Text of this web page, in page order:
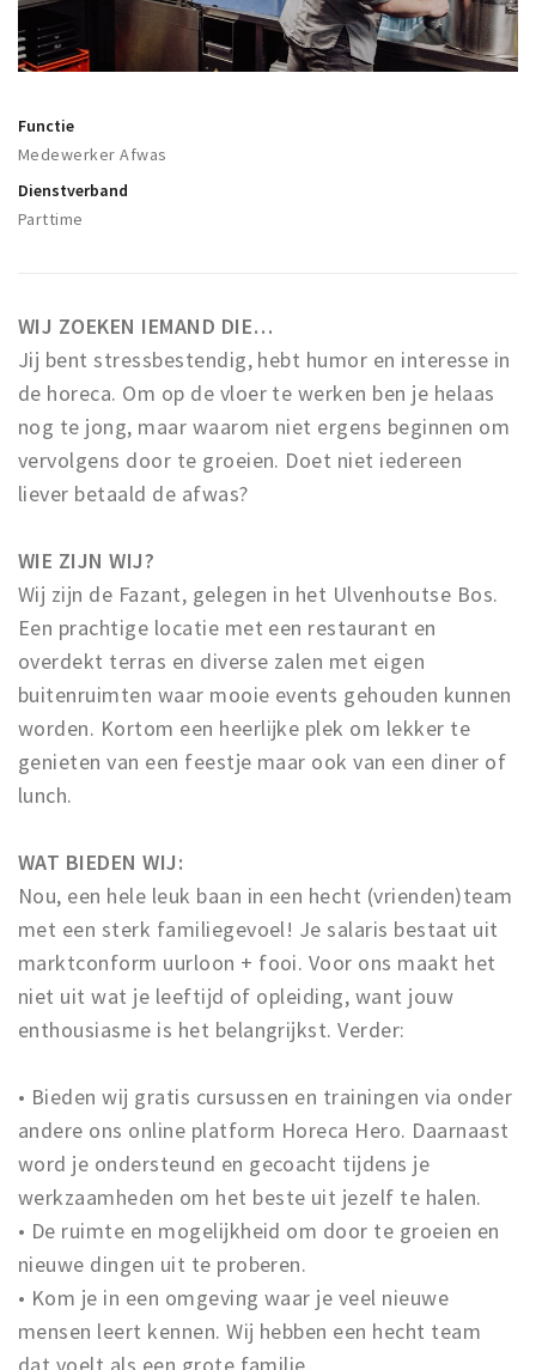
Winkelgebieden
Parkeren
Bezienswaardigheden
Uitjes & activiteiten
Baroniepoorten
Sport
Privacy
Inloggen
Functie
Medewerker Afwas
Dienstverband
Parttime
WIJ ZOEKEN IEMAND DIE…
Jij bent stressbestendig, hebt humor en interesse in
de horeca. Om op de vloer te werken ben je helaas
nog te jong, maar waarom niet ergens beginnen om
vervolgens door te groeien. Doet niet iedereen
liever betaald de afwas?
WIE ZIJN WIJ?
Wij zijn de Fazant, gelegen in het Ulvenhoutse Bos.
Een prachtige locatie met een restaurant en
overdekt terras en diverse zalen met eigen
buitenruimten waar mooie events gehouden kunnen
worden. Kortom een heerlijke plek om lekker te
genieten van een feestje maar ook van een diner of
lunch.
WAT BIEDEN WIJ:
Nou, een hele leuk baan in een hecht (vrienden)team
met een sterk familiegevoel! Je salaris bestaat uit
marktconform uurloon + fooi. Voor ons maakt het
niet uit wat je leeftijd of opleiding, want jouw
enthousiasme is het belangrijkst. Verder:
• Bieden wij gratis cursussen en trainingen via onder
andere ons online platform Horeca Hero. Daarnaast
word je ondersteund en gecoacht tijdens je
werkzaamheden om het beste uit jezelf te halen.
• De ruimte en mogelijkheid om door te groeien en
nieuwe dingen uit te proberen.
• Kom je in een omgeving waar je veel nieuwe
mensen leert kennen. Wij hebben een hecht team